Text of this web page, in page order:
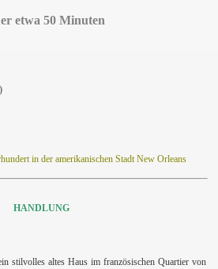
etwa 50 Minuten
in der amerikanischen Stadt New Orleans
HANDLUNG
stilvolles altes Haus im französischen Quartier von